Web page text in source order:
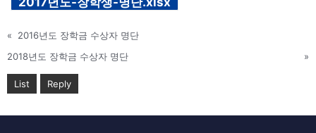
«
2016년도 장학금 수상자 명단
2018년도 장학금 수상자 명단
»
List Reply